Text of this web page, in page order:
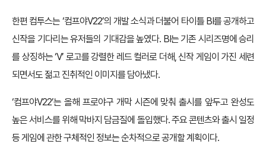
한편 컴투스는 ‘컴프야V22’의 개발 소식과 더불어 타이틀 BI를 공개하고
신작을 기다리는 유저들의 기대감을 높였다. BI는 기존 시리즈명에 승리
를 상징하는 ‘V’ 로고를 강렬한 레드 컬러로 더해, 신작 게임이 가진 세련
되면서도 젊고 진취적인 이미지를 담아냈다.
‘컴프야V22’는 올해 프로야구 개막 시즌에 맞춰 출시를 앞두고 완성도
높은 서비스를 위해 막바지 담금질에 돌입했다. 주요 콘텐츠와 출시 일정
등 게임에 관한 구체적인 정보는 순차적으로 공개할 계획이다.